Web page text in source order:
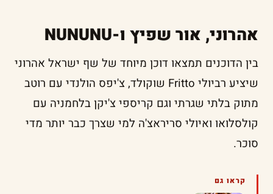
אהרוני, אור שפיץ ו-NUNUNU
בין הדוכנים תמצאו דוכן מיוחד של שף ישראל אהרוני
שיציע רביולי Fritto שוקולד, צ'יפס הולנדי עם רוטב
מתוק בלתי שגרתי וגם קריספי צ'יקן בלחמניה עם
קולסלואו ואיולי סריראצ'ה למי שצרך כבר יותר מדי
סוכר.
קראו גם